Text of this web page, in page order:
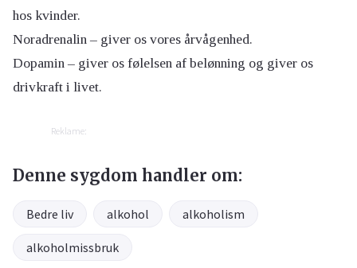
hos kvinder.
Noradrenalin – giver os vores årvågenhed.
Dopamin – giver os følelsen af belønning og giver os
drivkraft i livet.
Reklame:
Denne sygdom handler om:
Bedre liv alkohol alkoholism
alkoholmissbruk